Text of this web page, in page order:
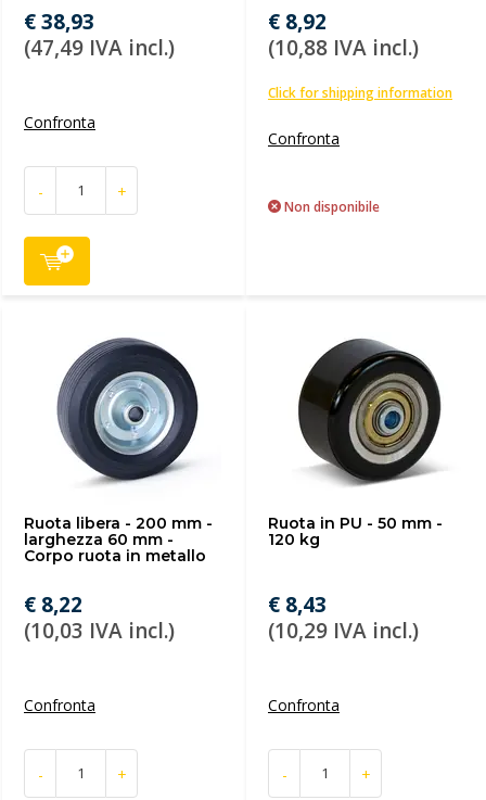
€ 38,93
(47,49 IVA incl.)
Confronta
- +
€ 8,92
(10,88 IVA incl.)
Click for shipping information
Confronta
Non disponibile
Ruota libera - 200 mm -
larghezza 60 mm -
Corpo ruota in metallo
€ 8,22
(10,03 IVA incl.)
Confronta
- +
Ruota in PU - 50 mm -
120 kg
€ 8,43
(10,29 IVA incl.)
Confronta
- +